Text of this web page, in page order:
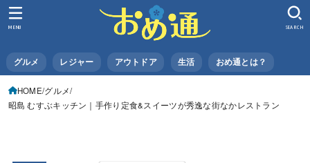
グルメ レジャー アウトドア 生活 おめ通とは？
SEARCH
MENU
HOME グルメ
昭島 むすぶキッチン｜手作り定食&スイーツが秀逸な街なかレストラン